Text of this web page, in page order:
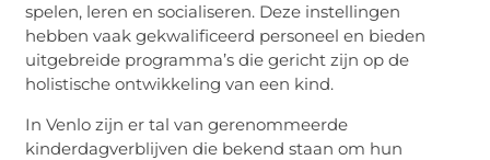
spelen, leren en socialiseren. Deze instellingen
hebben vaak gekwalificeerd personeel en bieden
uitgebreide programma’s die gericht zijn op de
holistische ontwikkeling van een kind.
In Venlo zijn er tal van gerenommeerde
kinderdagverblijven die bekend staan om hun